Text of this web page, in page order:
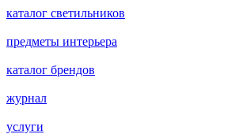
каталог светильников
предметы интерьера
каталог брендов
журнал
услуги